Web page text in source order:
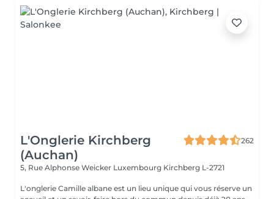
L'Onglerie Kirchberg
(Auchan)
262
5, Rue Alphonse Weicker Luxembourg Kirchberg L-2721
L'onglerie Camille albane est un lieu unique qui vous réserve un